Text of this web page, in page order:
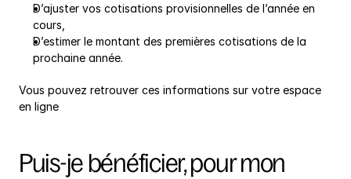
D’ajuster vos cotisations provisionnelles de l’année en
cours,
D’estimer le montant des premières cotisations de la
prochaine année.
Vous pouvez retrouver ces informations sur votre espace
en ligne
Puis-je bénéficier, pour mon